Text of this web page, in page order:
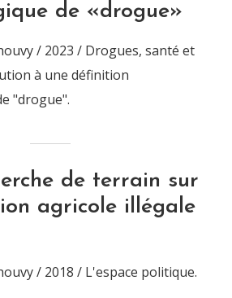
de «drogue»
/ 2023 / Drogues, santé et
à une définition
"drogue".
de terrain sur
agricole illégale
/ 2018 / L'espace politique.